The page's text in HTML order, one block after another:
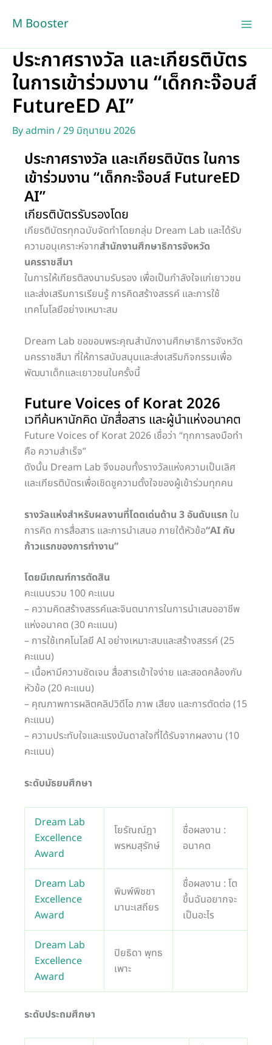
M Booster
ประกาศรางวัล และเกียรติบัตร
ในการเข้าร่วมงาน “เด็กกะจ๊อบส์
FutureED AI”
Byadmin /29 มิถุนายน 2026
ประกาศรางวัล และเกียรติบัตร ในการ
เข้าร่วมงาน “เด็กกะจ๊อบส์ FutureED
AI”
เกียรติบัตรรับรองโดย
เกียรติบัตรทุกฉบับจัดทำโดยกลุ่ม Dream Lab และได้รับ
ความอนุเคราะห์จากสำนักงานศึกษาธิการจังหวัด
นครราชสีมา
ในการให้เกียรติลงนามรับรอง เพื่อเป็นกำลังใจแก่เยาวชน
และส่งเสริมการเรียนรู้ การคิดสร้างสรรค์ และการใช้
เทคโนโลยีอย่างเหมาะสม
Dream Lab ขอขอบพระคุณสำนักงานศึกษาธิการจังหวัด
นครราชสีมา ที่ให้การสนับสนุนและส่งเสริมกิจกรรมเพื่อ
พัฒนาเด็กและเยาวชนในครั้งนี้
Future Voices of Korat 2026
เวทีค้นหานักคิด นักสื่อสาร และผู้นำแห่งอนาคต
Future Voices of Korat 2026 เชื่อว่า “ทุกการลงมือทำ
คือ ความสำเร็จ”
ดังนั้น Dream Lab จึงมอบทั้งรางวัลแห่งความเป็นเลิศ
และเกียรติบัตรเพื่อเชิดชูความตั้งใจของผู้เข้าร่วมทุกคน
รางวัลแห่งสำหรับผลงานที่โดดเด่นด้าน 3 อันดับแรก ใน
การคิด การสื่อสาร และการนำเสนอ ภายใต้หัวข้อ“AI กับ
ก้าวแรกของการทำงาน”
โดยมีเกณฑ์การตัดสิน
คะแนนรวม 100 คะแนน
– ความคิดสร้างสรรค์และจินตนาการในการนำเสนออาชีพ
แห่งอนาคต (30 คะแนน)
– การใช้เทคโนโลยี AI อย่างเหมาะสมและสร้างสรรค์ (25
คะแนน)
– เนื้อหามีความชัดเจน สื่อสารเข้าใจง่าย และสอดคล้องกับ
หัวข้อ (20 คะแนน)
– คุณภาพการผลิตคลิปวิดีโอ ภาพ เสียง และการตัดต่อ (15
คะแนน)
– ความประทับใจและแรงบันดาลใจที่ได้รับจากผลงาน (10
คะแนน)
ระดับมัธยมศึกษา
Dream Lab
Excellence
Award
โยรัณณ์ฎา
พรหมสุรักษ์
ชื่อผลงาน :
อนาคต
Dream Lab
Excellence
Award
พิมพ์พิชชา
มานะเสถียร
ชื่อผลงาน : โต
ขึ้นฉันอยากจะ
เป็นอะไร
Dream Lab
Excellence
Award
ปิยธิดา พุทธ
เพาะ
ระดับประถมศึกษา